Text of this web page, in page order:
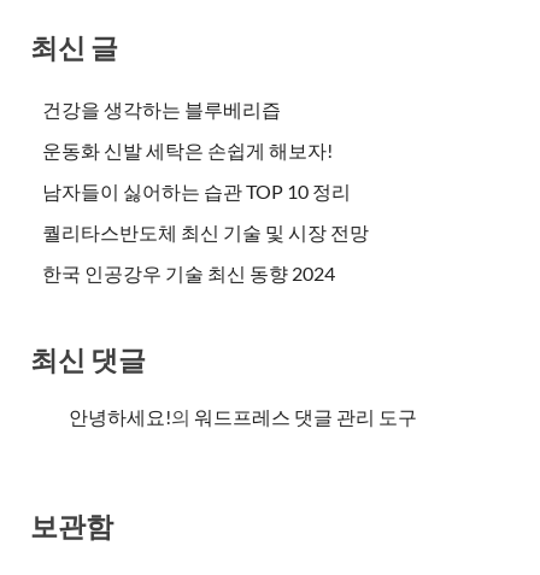
최신 글
건강을 생각하는 블루베리즙
운동화 신발 세탁은 손쉽게 해보자!
남자들이 싫어하는 습관 TOP 10 정리
퀄리타스반도체 최신 기술 및 시장 전망
한국 인공강우 기술 최신 동향 2024
최신 댓글
안녕하세요!의 워드프레스 댓글 관리 도구
보관함